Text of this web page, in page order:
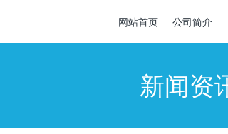
网站首页 公司简介
新闻资